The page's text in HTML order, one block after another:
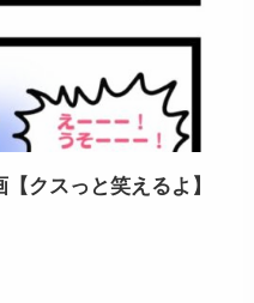
クスっと笑えるよ】